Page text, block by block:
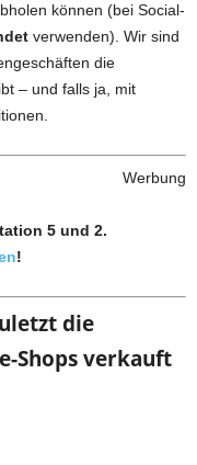
können (bei Social-
verwenden). Wir sind
die
– und falls ja, mit
Werbung
5 und 2.
!
die
Shops verkauft